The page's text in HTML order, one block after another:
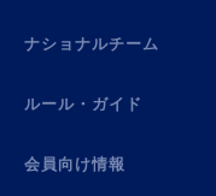
ナショナルチーム
ルール・ガイド
会員向け情報